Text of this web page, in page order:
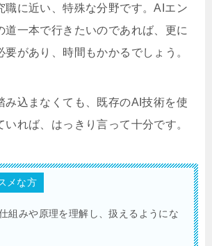
職に近い、特殊な分野です。AIエン
道一本で行きたいのであれば、更に
要があり、時間もかかるでしょう。
み込まなくても、既存のAI技術を使
いれば、はっきり言って十分です。
メな方
組みや原理を理解し、扱えるようにな